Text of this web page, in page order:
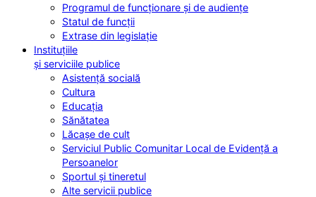
Programul de funcționare și de audiențe
Statul de funcții
Extrase din legislație
Instituțiile
și serviciile publice
Asistență socială
Cultura
Educația
Sănătatea
Lăcașe de cult
Serviciul Public Comunitar Local de Evidență a
Persoanelor
Sportul și tineretul
Alte servicii publice